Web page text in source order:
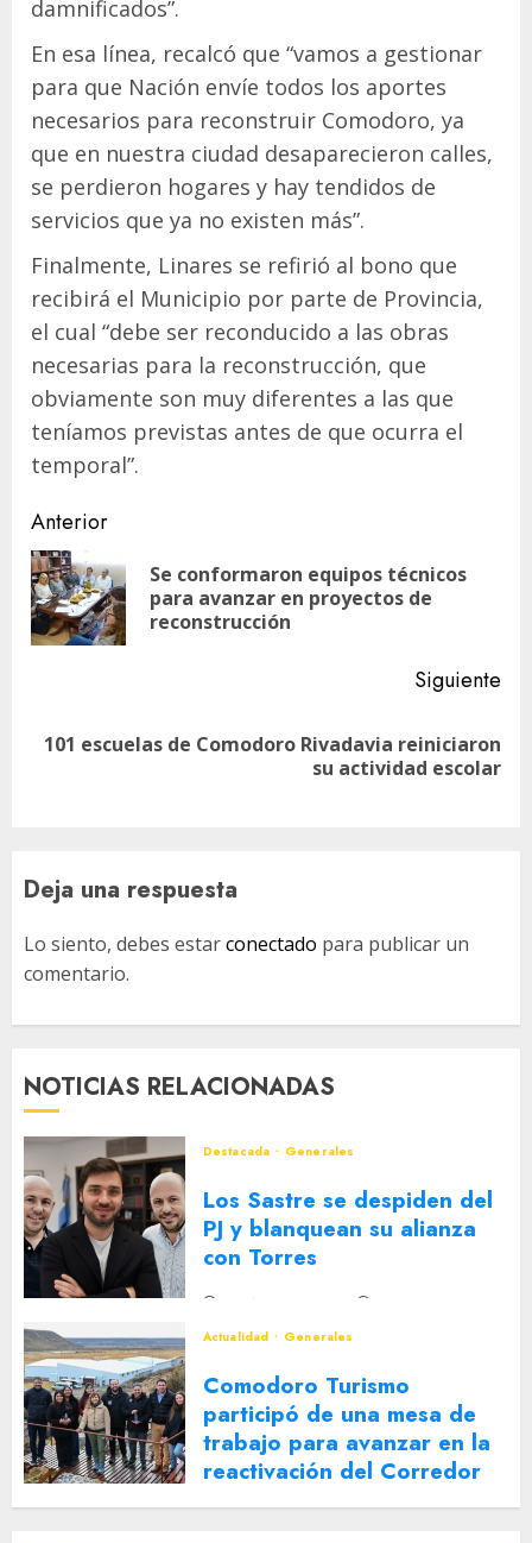
damnificados”.
En esa línea, recalcó que “vamos a gestionar
para que Nación envíe todos los aportes
necesarios para reconstruir Comodoro, ya
que en nuestra ciudad desaparecieron calles,
se perdieron hogares y hay tendidos de
servicios que ya no existen más”.
Finalmente, Linares se refirió al bono que
recibirá el Municipio por parte de Provincia,
el cual “debe ser reconducido a las obras
necesarias para la reconstrucción, que
obviamente son muy diferentes a las que
teníamos previstas antes de que ocurra el
temporal”.
Navegación
de
entradas
Anterior
Se conformaron equipos técnicos
para avanzar en proyectos de
reconstrucción
Siguiente
Siguiente
101 escuelas de Comodoro Rivadavia reiniciaron
su actividad escolar
Deja una respuesta
Lo siento, debes estarconectado para publicar un
comentario.
NOTICIAS RELACIONADAS
Destacada Generales
Los Sastre se despiden del
PJ y blanquean su alianza
con Torres
2 DE AGOSTO DE 2026
Actualidad
Generales
Comodoro Turismo
participó de una mesa de
trabajo para avanzar en la
reactivación del Corredor
Turístico Integrado